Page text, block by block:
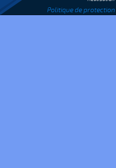
Politique de protection